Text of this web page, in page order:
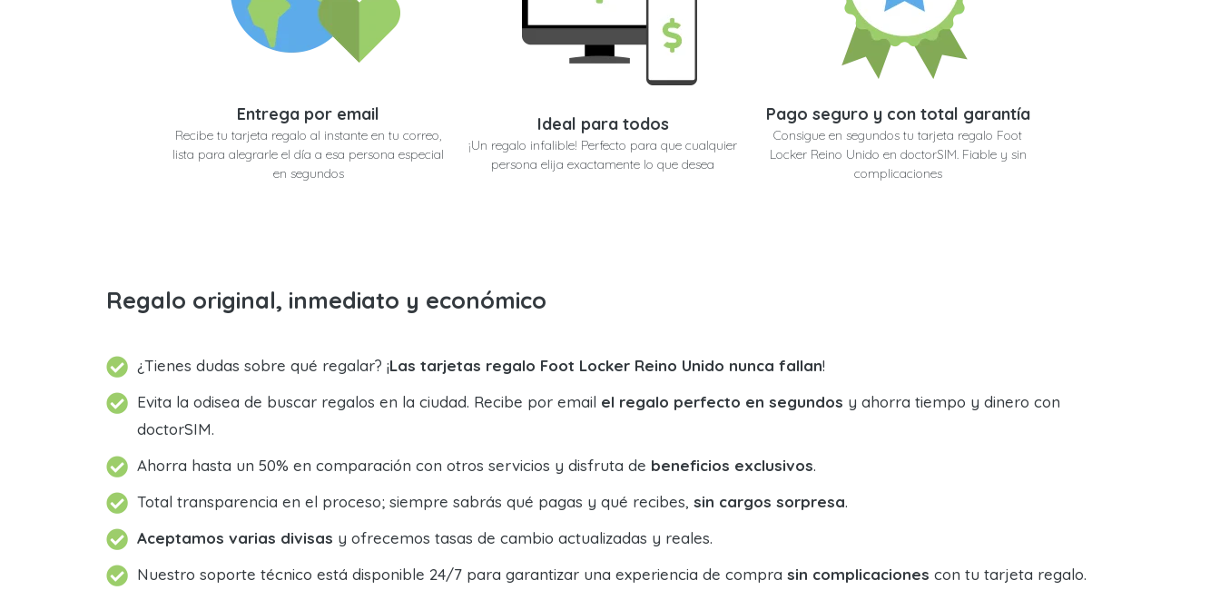
Entrega por email
Recibe tu tarjeta regalo al instante en tu correo,
lista para alegrarle el día a esa persona especial
en segundos
Ideal para todos
¡Un regalo infalible! Perfecto para que cualquier
persona elija exactamente lo que desea
Pago seguro y con total garantía
Consigue en segundos tu tarjeta regalo Foot
Locker Reino Unido en doctorSIM. Fiable y sin
complicaciones
Regalo original, inmediato y económico
¿Tienes dudas sobre qué regalar? ¡Las tarjetas regalo Foot Locker Reino Unido nunca fallan!
Evita la odisea de buscar regalos en la ciudad. Recibe por email el regalo perfecto en segundos y ahorra tiempo y dinero con
doctorSIM.
Ahorra hasta un 50% en comparación con otros servicios y disfruta de beneficios exclusivos.
Total transparencia en el proceso; siempre sabrás qué pagas y qué recibes, sin cargos sorpresa.
Aceptamos varias divisas y ofrecemos tasas de cambio actualizadas y reales.
Nuestro soporte técnico está disponible 24/7 para garantizar una experiencia de compra sin complicaciones con tu tarjeta regalo.